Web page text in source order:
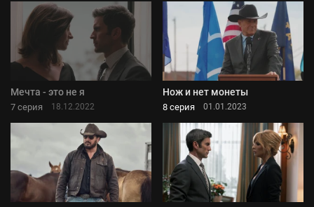
Мечта - это не я
7 серия 18.12.2022
Нож и нет монеты
8 серия 01.01.2023